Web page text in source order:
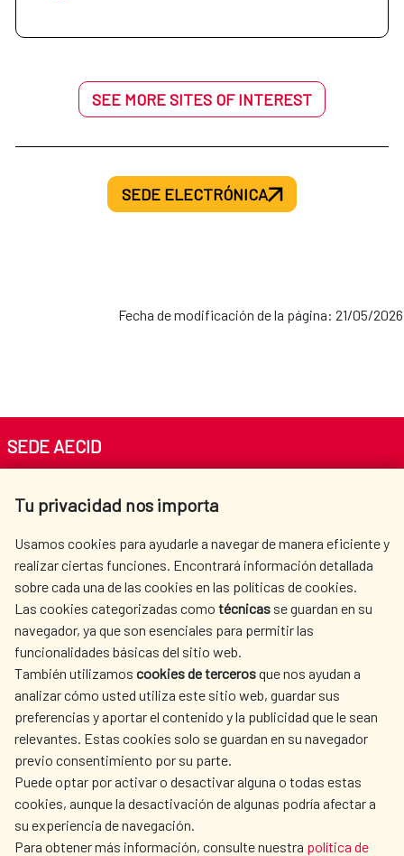
SEE MORE SITES OF INTEREST
SEDE ELECTRÓNICA
Fecha de modificación de la página: 21/05/2026
Tu privacidad nos importa
Usamos cookies para ayudarle a navegar de manera eficiente y
realizar ciertas funciones. Encontrará información detallada
sobre cada una de las cookies en las políticas de cookies.
Las cookies categorizadas como técnicas se guardan en su
navegador, ya que son esenciales para permitir las
funcionalidades básicas del sitio web.
También utilizamos cookies de tercerosque nos ayudan a
analizar cómo usted utiliza este sitio web, guardar sus
preferencias y aportar el contenido y la publicidad que le sean
relevantes. Estas cookies solo se guardan en su navegador
previo consentimiento por su parte.
Puede optar por activar o desactivar alguna o todas estas
cookies, aunque la desactivación de algunas podría afectar a
su experiencia de navegación.
Para obtener más información, consulte nuestra política de
SEDE AECID
Tel. +34 900 20 30 54​​​​​​​
AECID
WHERE DO WE COOPERATE?
SPANISH HUMANITARIAN
ACTION
PRESS ROOM
CULTURE AND SCIENCE LIBRARY
OUR SOCIAL MEDIA